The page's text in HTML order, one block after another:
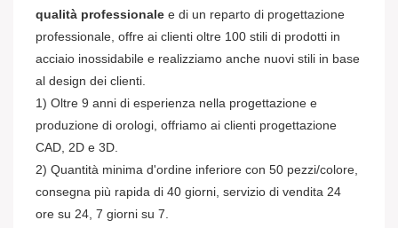
qualità professionale e di un reparto di progettazione
professionale, offre ai clienti oltre 100 stili di prodotti in
acciaio inossidabile e realizziamo anche nuovi stili in base
al design dei clienti.
1) Oltre 9 anni di esperienza nella progettazione e
produzione di orologi, offriamo ai clienti progettazione
CAD, 2D e 3D.
2) Quantità minima d'ordine inferiore con 50 pezzi/colore,
consegna più rapida di 40 giorni, servizio di vendita 24
ore su 24, 7 giorni su 7.